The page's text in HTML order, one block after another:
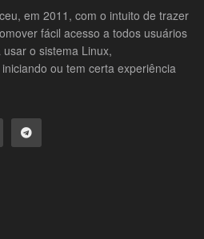
em 2011, com o intuito de trazer
fácil acesso a todos usuários
o sistema Linux,
ou tem certa experiência